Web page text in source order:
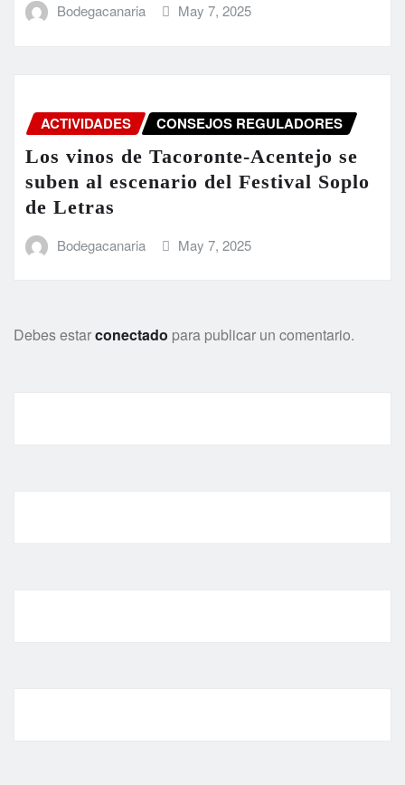
Bodegacanaria May 7, 2025
ACTIVIDADES CONSEJOS REGULADORES
Los vinos de Tacoronte-Acentejo se
suben al escenario del Festival Soplo
de Letras
Bodegacanaria May 7, 2025
Debes estarconectado para publicar un comentario.